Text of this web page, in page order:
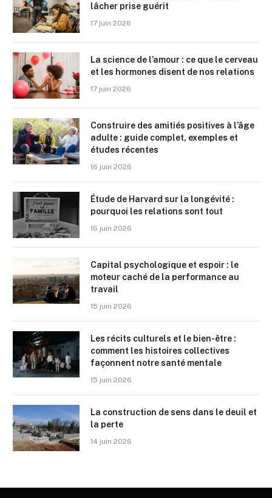
lâcher prise guérit
17 juin 2026
La science de l’amour : ce que le cerveau
et les hormones disent de nos relations
17 juin 2026
Construire des amitiés positives à l’âge
adulte : guide complet, exemples et
études récentes
16 juin 2026
Étude de Harvard sur la longévité :
pourquoi les relations sont tout
16 juin 2026
Capital psychologique et espoir : le
moteur caché de la performance au
travail
15 juin 2026
Les récits culturels et le bien-être :
comment les histoires collectives
façonnent notre santé mentale
15 juin 2026
La construction de sens dans le deuil et
la perte
14 juin 2026